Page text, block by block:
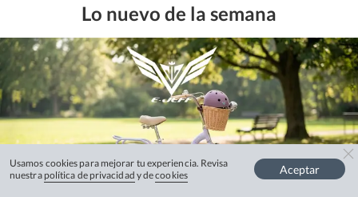
Lo nuevo de la semana
Usamos cookies para mejorar tu experiencia. Revisa
nuestra política de privacidad y decookies Aceptar